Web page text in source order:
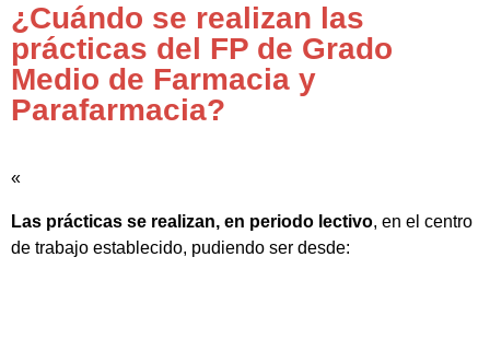
¿Cuándo se realizan las
prácticas del FP de Grado
Medio de Farmacia y
Parafarmacia?
«
Las prácticas se realizan, en periodo lectivo, en el centro
de trabajo establecido, pudiendo ser desde: